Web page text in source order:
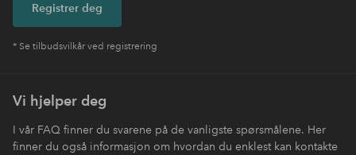
Registrer deg
* Se tilbudsvilkår ved registrering
Vi hjelper deg
I vår FAQ finner du svarene på de vanligste spørsmålene. Her
finner du også informasjon om hvordan du enklest kan kontakte